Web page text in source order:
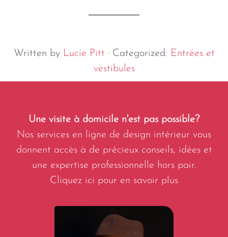
Written by Lucie Pitt · Categorized: Entrées et
vestibules
Une visite à domicile n'est pas possible?
Nos services en ligne de design intérieur vous
donnent accès à de précieux conseils, idées et
une expertise professionnelle hors pair.
Cliquez ici pour en savoir plus